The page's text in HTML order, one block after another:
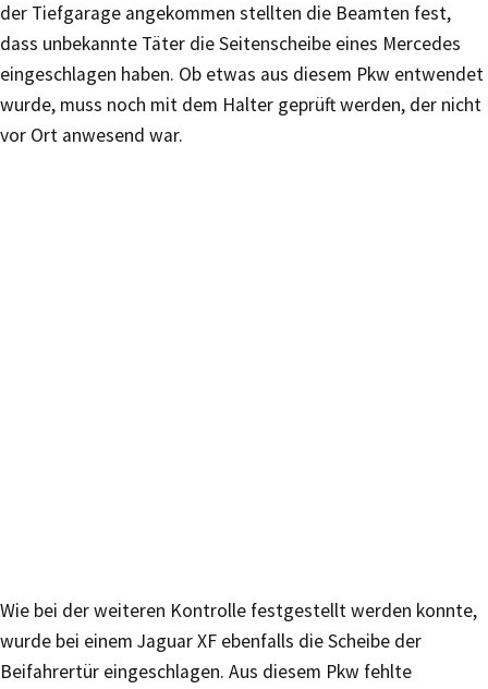
der Tiefgarage angekommen stellten die Beamten fest,
dass unbekannte Täter die Seitenscheibe eines Mercedes
eingeschlagen haben. Ob etwas aus diesem Pkw entwendet
wurde, muss noch mit dem Halter geprüft werden, der nicht
vor Ort anwesend war.
Wie bei der weiteren Kontrolle festgestellt werden konnte,
wurde bei einem Jaguar XF ebenfalls die Scheibe der
Beifahrertür eingeschlagen. Aus diesem Pkw fehlte